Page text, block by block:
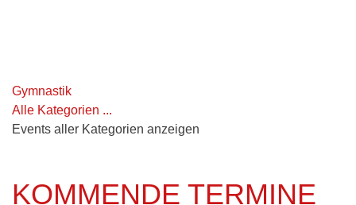
Gymnastik
Alle Kategorien ...
Events aller Kategorien anzeigen
KOMMENDE TERMINE